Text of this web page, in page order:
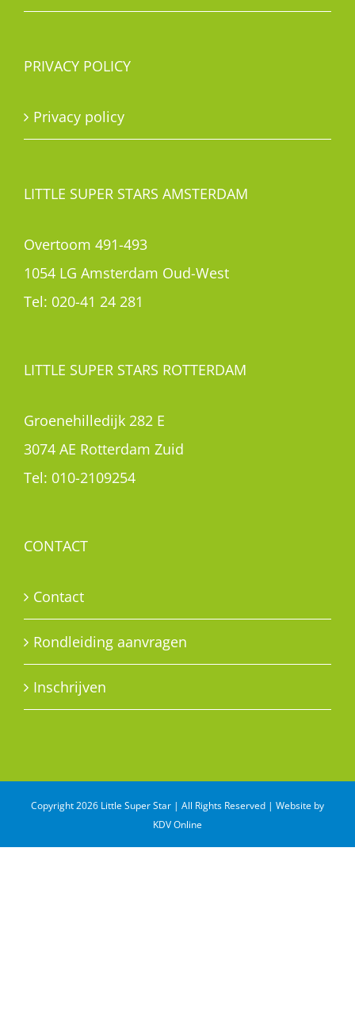
PRIVACY POLICY
Privacy policy
LITTLE SUPER STARS AMSTERDAM
Overtoom 491-493
1054 LG Amsterdam Oud-West
Tel: 020-41 24 281
LITTLE SUPER STARS ROTTERDAM
Groenehilledijk 282 E
3074 AE Rotterdam Zuid
Tel: 010-2109254
CONTACT
Contact
Rondleiding aanvragen
Inschrijven
Copyright 2026 Little Super Star | All Rights Reserved | Website by
KDV Online